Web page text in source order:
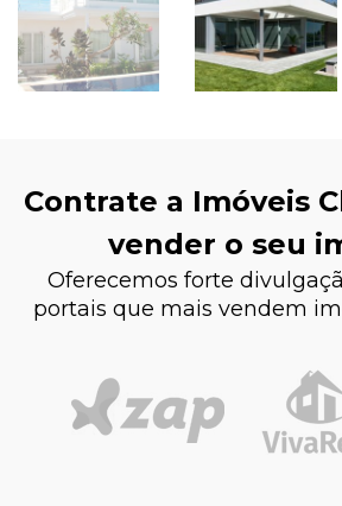
Contrate a Imóveis
vender o seu
Oferecemos forte
portais que mais vendem